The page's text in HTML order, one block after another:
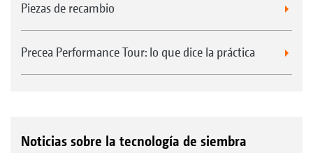
Piezas de recambio
Precea Performance Tour: lo que dice la práctica
Noticias sobre la tecnología de siembra